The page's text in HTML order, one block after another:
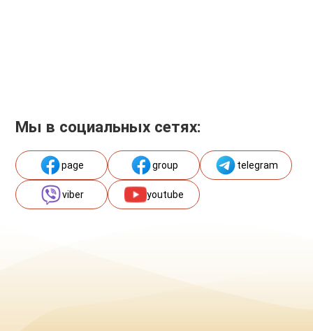
Мы в социальных сетях:
page group telegram
viber youtube